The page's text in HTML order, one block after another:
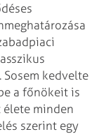
kedvelte
a főnökeit is
minden
szerint egy